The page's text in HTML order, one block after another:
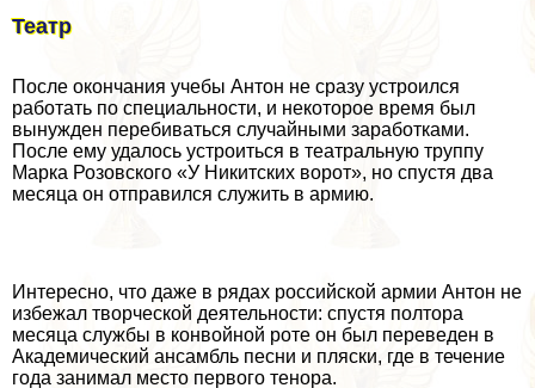
Театр
После окончания учебы Антон не сразу устроился
работать по специальности, и некоторое время был
вынужден перебиваться случайными заработками.
После ему удалось устроиться в театральную труппу
Марка Розовского «У Никитских ворот», но спустя два
месяца он отправился служить в армию.
Интересно, что даже в рядах российской армии Антон не
избежал творческой деятельности: спустя полтора
месяца службы в конвойной роте он был переведен в
Академический ансамбль песни и пляски, где в течение
года занимал место первого тенора.